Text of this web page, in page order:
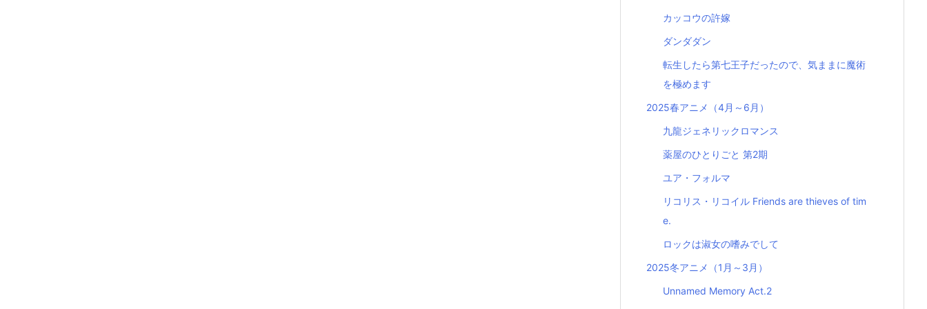
カッコウの許嫁
ダンダダン
転生したら第七王子だったので、気ままに魔術
を極めます
2025春アニメ（4月～6月）
九龍ジェネリックロマンス
薬屋のひとりごと 第2期
ユア・フォルマ
リコリス・リコイル Friends are thieves of tim
e.
ロックは淑女の嗜みでして
2025冬アニメ（1月～3月）
Unnamed Memory Act.2